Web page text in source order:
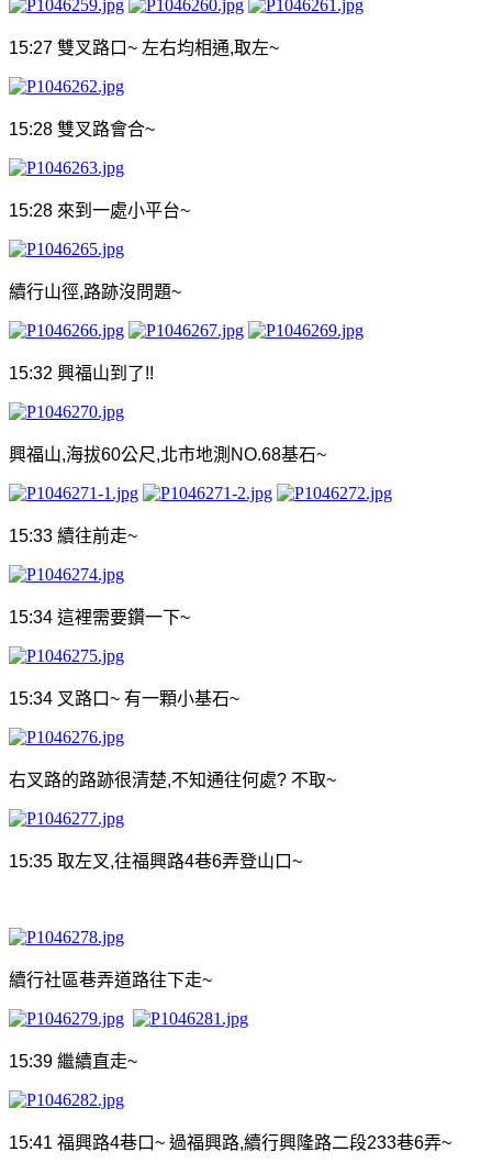
15:27 雙叉路口~ 左右均相通,取左~
15:28 雙叉路會合~
15:28 來到一處小平台~
續行山徑,路跡沒問題~
15:32 興福山到了!!
興福山,海拔60公尺,北市地測 NO.68基石~
15:33 續往前走~
15:34 這裡需要鑽一下~
15:34 叉路口~ 有一顆小基石~
右叉路的路跡很清楚,不知通往何處? 不取~
15:35 取左叉,往福興路4巷6弄登山口~
續行社區巷弄道路往下走~
15:39 繼續直走~
15:41 福興路4巷口~ 過福興路,續行興隆路二段233巷6弄~